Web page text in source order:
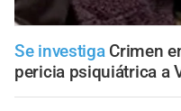
Se investiga Crimen
pericia psiquiátrica a